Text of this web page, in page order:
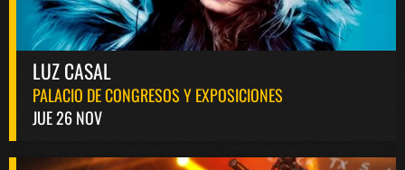
LUZ CASAL
PALACIO DE CONGRESOS Y EXPOSICIONES
JUE 26 NOV